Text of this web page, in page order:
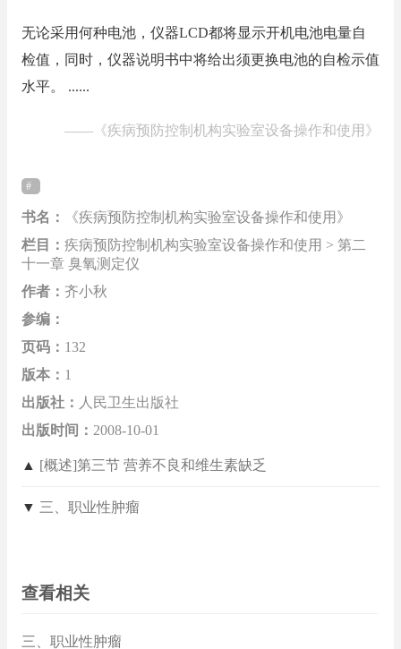
无论采用何种电池，仪器LCD都将显示开机电池电量自
检值，同时，仪器说明书中将给出须更换电池的自检示值
水平。 ......
—— 《疾病预防控制机构实验室设备操作和使用》
书名：
《疾病预防控制机构实验室设备操作和使用》
栏目： 疾病预防控制机构实验室设备操作和使用 > 第二
十一章 臭氧测定仪
作者： 齐小秋
参编：
页码： 132
版本： 1
出版社： 人民卫生出版社
出版时间： 2008-10-01
▲ [概述]第三节 营养不良和维生素缺乏
▼ 三、职业性肿瘤
查看相关
三、职业性肿瘤